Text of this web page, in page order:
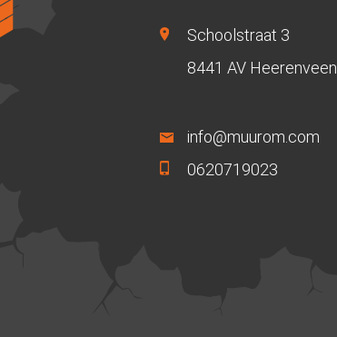
Schoolstraat 3
8441 AV Heerenveen
info@muurom.com
0620719023